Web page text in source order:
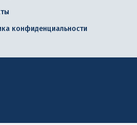
конфиденциальности